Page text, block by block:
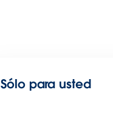
Sólo para usted